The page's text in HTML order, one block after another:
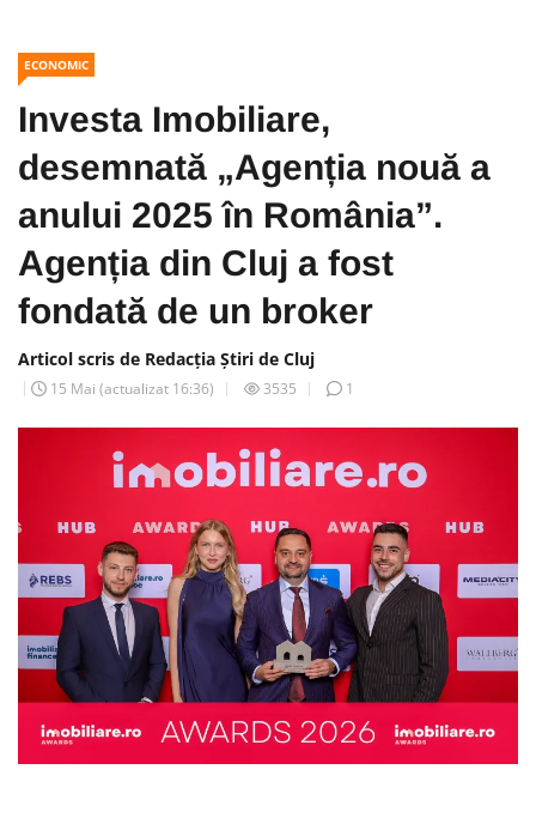
ECONOMIC
Investa Imobiliare,
desemnată „Agenția nouă a
anului 2025 în România”.
Agenția din Cluj a fost
fondată de un broker
Articol scris de Redacția Știri de Cluj
15 Mai (actualizat 16:36) 3535 1